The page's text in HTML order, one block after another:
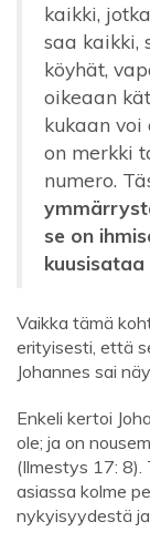
kaikki,
saa kaikki,
köyhät,
oikeaan
kukaan voi
on merkki
numero.
se on
kuusisataa
Vaikka tämä
erityisesti, että
Johannes sai
Enkeli kertoi
ole; ja on
(Ilmestys 17: 8).
asiassa kolme
nykyisyydestä